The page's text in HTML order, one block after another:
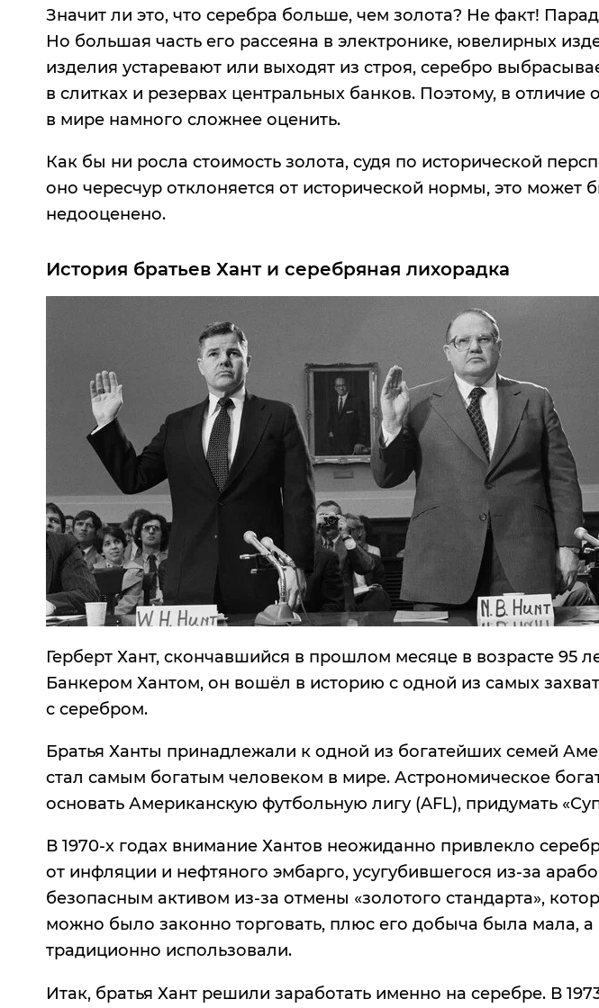
Значит ли это, что серебра больше, чем золота? Не факт!
Но большая часть его рассеяна в электронике, ювелирных
изделия устаревают или выходят из строя, серебро
в слитках и резервах центральных банков. Поэтому, в
в мире намного сложнее оценить.
Как бы ни росла стоимость золота, судя по исторической
оно чересчур отклоняется от исторической нормы, это может
недооценено.
История братьев Хант и серебряная лихорадка
Герберт Хант, скончавшийся в прошлом месяце в возрасте 95
Банкером Хантом, он вошёл в историю с одной из самых
с серебром.
Братья Ханты принадлежали к одной из богатейших семей
стал самым богатым человеком в мире. Астрономическое
основать Американскую футбольную лигу (AFL), придумать
В 1970-х годах внимание Хантов неожиданно привлекло
от инфляции и нефтяного эмбарго, усугубившегося из-за
безопасным активом из-за отмены «золотого стандарта»,
можно было законно торговать, плюс его добыча была мала,
традиционно использовали.
Итак, братья Хант решили заработать именно на серебре. В